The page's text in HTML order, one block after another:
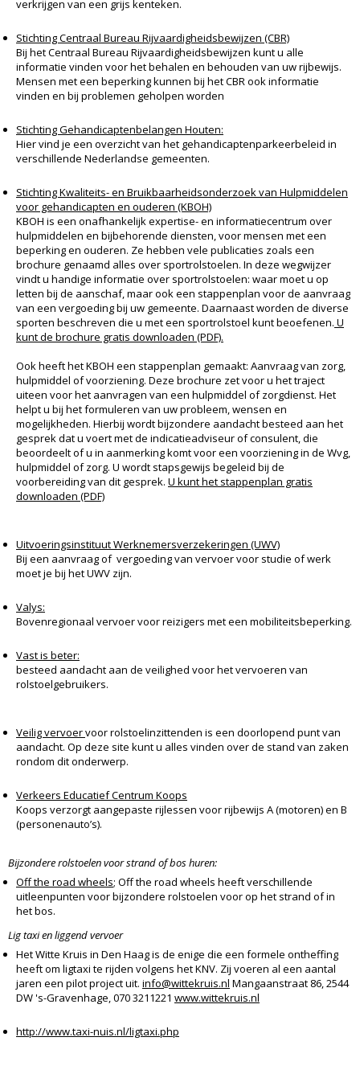
verkrijgen van een grijs kenteken.
Stichting Centraal Bureau Rijvaardigheidsbewijzen (CBR)
Bij het Centraal Bureau Rijvaardigheidsbewijzen kunt u alle
informatie vinden voor het behalen en behouden van uw rijbewijs.
Mensen met een beperking kunnen bij het CBR ook informatie
vinden en bij problemen geholpen worden
Stichting Gehandicaptenbelangen Houten:
Hier vind je een overzicht van het gehandicaptenparkeerbeleid in
verschillende Nederlandse gemeenten.
Stichting Kwaliteits- en Bruikbaarheidsonderzoek van Hulpmiddelen
voor gehandicapten en ouderen (KBOH)
KBOH is een onafhankelijk expertise- en informatiecentrum over
hulpmiddelen en bijbehorende diensten, voor mensen met een
beperking en ouderen. Ze hebben vele publicaties zoals een
brochure genaamd alles over sportrolstoelen. In deze wegwijzer
vindt u handige informatie over sportrolstoelen: waar moet u op
letten bij de aanschaf, maar ook een stappenplan voor de aanvraag
van een vergoeding bij uw gemeente. Daarnaast worden de diverse
sporten beschreven die u met een sportrolstoel kunt beoefenen. U
kunt de brochure gratis downloaden (PDF).
Ook heeft het KBOH een stappenplan gemaakt: Aanvraag van zorg,
hulpmiddel of voorziening. Deze brochure zet voor u het traject
uiteen voor het aanvragen van een hulpmiddel of zorgdienst. Het
helpt u bij het formuleren van uw probleem, wensen en
mogelijkheden. Hierbij wordt bijzondere aandacht besteed aan het
gesprek dat u voert met de indicatieadviseur of consulent, die
beoordeelt of u in aanmerking komt voor een voorziening in de Wvg,
hulpmiddel of zorg. U wordt stapsgewijs begeleid bij de
voorbereiding van dit gesprek. U kunt het stappenplan gratis
downloaden (PDF)
Uitvoeringsinstituut Werknemersverzekeringen (UWV)
Bij een aanvraag of vergoeding van vervoer voor studie of werk
moet je bij het UWV zijn.
Valys:
Bovenregionaal vervoer voor reizigers met een mobiliteitsbeperking.
Vast is beter:
besteed aandacht aan de veilighed voor het vervoeren van
rolstoelgebruikers.
Veilig vervoervoor rolstoelinzittenden is een doorlopend punt van
aandacht. Op deze site kunt u alles vinden over de stand van zaken
rondom dit onderwerp.
Verkeers Educatief Centrum Koops
Koops verzorgt aangepaste rijlessen voor rijbewijs A (motoren) en B
(personenauto’s).
Bijzondere rolstoelen voor strand of bos huren:
Off the road wheels; Off the road wheels heeft verschillende
uitleenpunten voor bijzondere rolstoelen voor op het strand of in
het bos.
Lig taxi en liggend vervoer
Het Witte Kruis in Den Haag is de enige die een formele ontheffing
heeft om ligtaxi te rijden volgens het KNV. Zij voeren al een aantal
jaren een pilot project uit. info@wittekruis.nl Mangaanstraat 86, 2544
DW 's-Gravenhage, 070 3211221 www.wittekruis.nl
http://www.taxi-nuis.nl/ligtaxi.php